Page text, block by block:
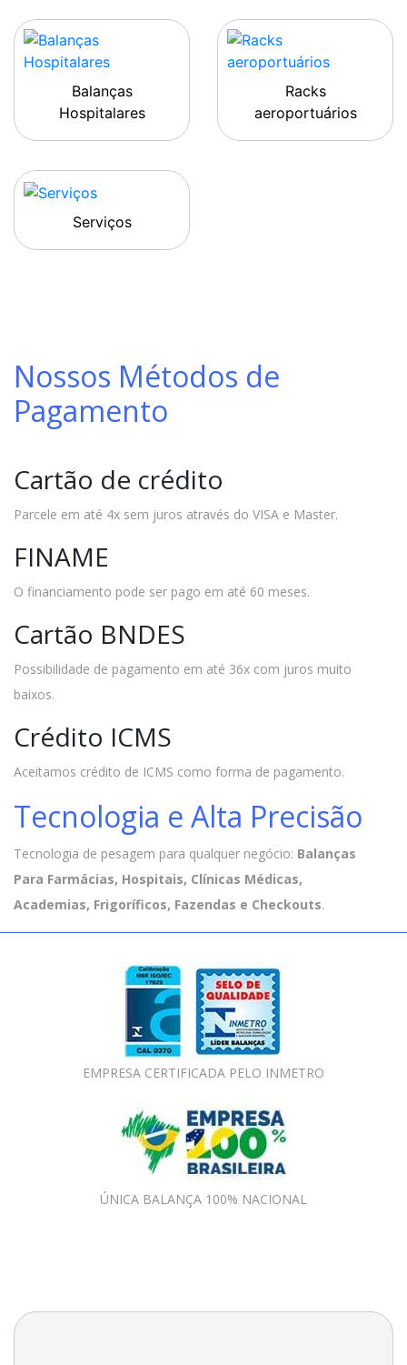
Balanças
Hospitalares
Racks
aeroportuários
Serviços
Nossos Métodos de
Pagamento
Cartão de crédito
Parcele em até 4x sem juros através do VISA e Master.
FINAME
O financiamento pode ser pago em até 60 meses.
Cartão BNDES
Possibilidade de pagamento em até 36x com juros muito
baixos.
Crédito ICMS
Aceitamos crédito de ICMS como forma de pagamento.
Tecnologia e Alta Precisão
Tecnologia de pesagem para qualquer negócio: Balanças
Para Farmácias, Hospitais, Clínicas Médicas,
Academias, Frigoríficos, Fazendas e Checkouts.
EMPRESA CERTIFICADA PELO INMETRO
ÚNICA BALANÇA 100% NACIONAL